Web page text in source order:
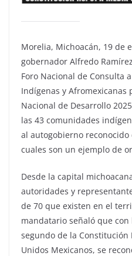
Morelia, Michoacán, 19 de
gobernador Alfredo
Foro Nacional de Consulta
Indígenas y Afromexicanas
Nacional de Desarrollo
las 43 comunidades
al autogobierno
cuales son un ejemplo de
Desde la capital
autoridades y
de 70 que existen en el
mandatario señaló que
segundo de la Constitución
Unidos Mexicanos, se